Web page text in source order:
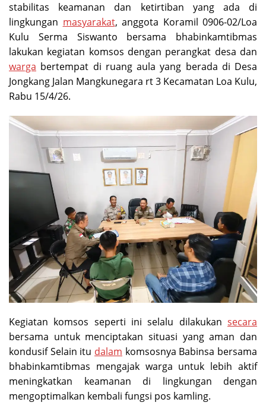
stabilitas keamanan dan ketirtiban yang ada di
lingkungan masyarakat, anggota Koramil 0906-02/Loa
Kulu Serma Siswanto bersama bhabinkamtibmas
lakukan kegiatan komsos dengan perangkat desa dan
warga bertempat di ruang aula yang berada di Desa
Jongkang Jalan Mangkunegara rt 3 Kecamatan Loa Kulu,
Rabu 15/4/26.
Kegiatan komsos seperti ini selalu dilakukan secara
bersama untuk menciptakan situasi yang aman dan
kondusif Selain itu dalam komsosnya Babinsa bersama
bhabinkamtibmas mengajak warga untuk lebih aktif
meningkatkan keamanan di lingkungan dengan
mengoptimalkan kembali fungsi pos kamling.